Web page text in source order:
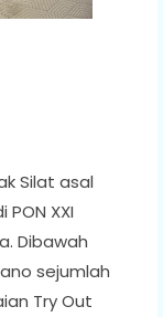
Silat asal
XXI
Dibawah
sejumlah
Try Out